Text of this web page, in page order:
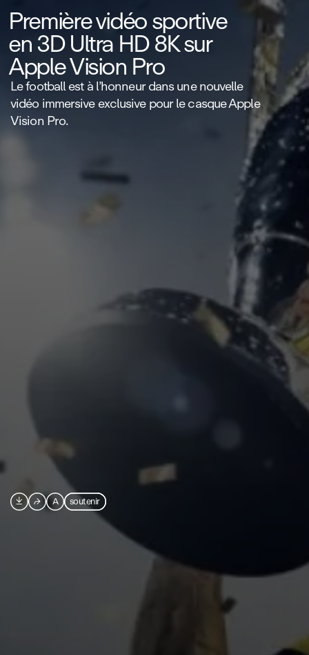
Première vidéo sportive
en 3D Ultra HD 8K sur
Apple Vision Pro
Le football est à l’honneur dans une nouvelle
vidéo immersive exclusive pour le casque Apple
Vision Pro.
 ⮫ A soutenir